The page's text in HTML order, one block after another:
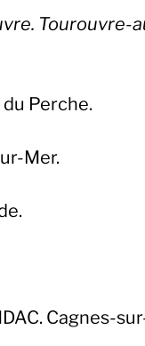
Tourouvre-
Perche.
Mer.
Cagnes-